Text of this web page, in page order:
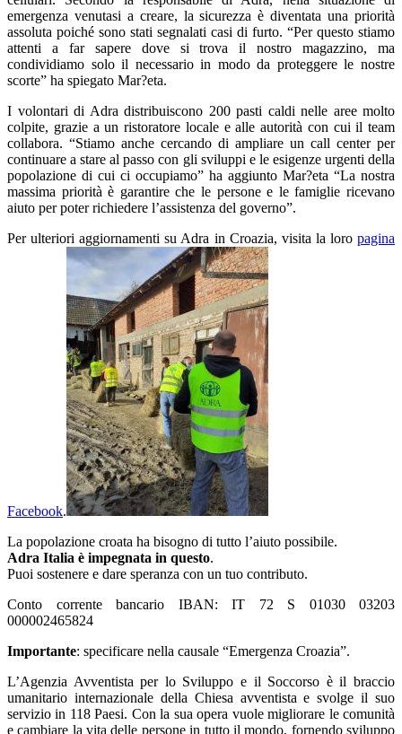
emergenza venutasi a creare, la sicurezza è diventata una priorità
assoluta poiché sono stati segnalati casi di furto. “Per questo stiamo
attenti a far sapere dove si trova il nostro magazzino, ma
condividiamo solo il necessario in modo da proteggere le nostre
scorte” ha spiegato Mar?eta.
I volontari di Adra distribuiscono 200 pasti caldi nelle aree molto
colpite, grazie a un ristoratore locale e alle autorità con cui il team
collabora. “Stiamo anche cercando di ampliare un call center per
continuare a stare al passo con gli sviluppi e le esigenze urgenti della
popolazione di cui ci occupiamo” ha aggiunto Mar?eta “La nostra
massima priorità è garantire che le persone e le famiglie ricevano
aiuto per poter richiedere l’assistenza del governo”.
Per ulteriori aggiornamenti su Adra in Croazia, visita la loro pagina
Facebook.
La popolazione croata ha bisogno di tutto l’aiuto possibile.
Adra Italia è impegnata in questo.
Puoi sostenere e dare speranza con un tuo contributo.
Conto corrente bancario IBAN: IT 72 S 01030 03203
000002465824
Importante: specificare nella causale “Emergenza Croazia”.
L’Agenzia Avventista per lo Sviluppo e il Soccorso è il braccio
umanitario internazionale della Chiesa avventista e svolge il suo
servizio in 118 Paesi. Con la sua opera vuole migliorare le comunità
e cambiare la vita delle persone in tutto il mondo, fornendo sviluppo